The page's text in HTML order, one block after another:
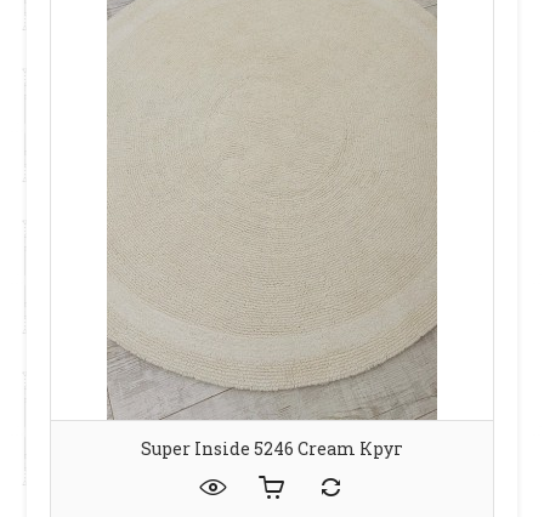
Super Inside 5246 Cream Круг